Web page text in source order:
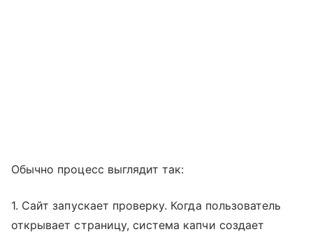
Обычно процесс выглядит так:
1. Сайт запускает проверку. Когда пользователь
открывает страницу, система капчи создает